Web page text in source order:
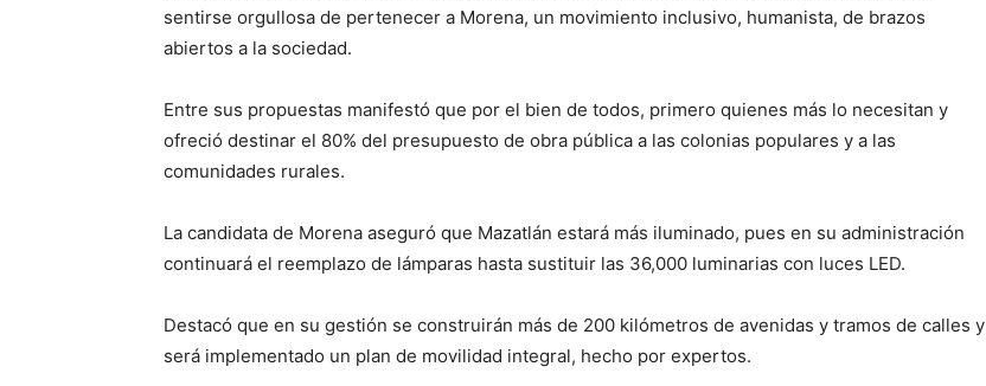
sentirse orgullosa de pertenecer a Morena, un movimiento inclusivo, humanista, de brazos
abiertos a la sociedad.
Entre sus propuestas manifestó que por el bien de todos, primero quienes más lo necesitan y
ofreció destinar el 80% del presupuesto de obra pública a las colonias populares y a las
comunidades rurales.
La candidata de Morena aseguró que Mazatlán estará más iluminado, pues en su administración
continuará el reemplazo de lámparas hasta sustituir las 36,000 luminarias con luces LED.
Destacó que en su gestión se construirán más de 200 kilómetros de avenidas y tramos de calles y
será implementado un plan de movilidad integral, hecho por expertos.